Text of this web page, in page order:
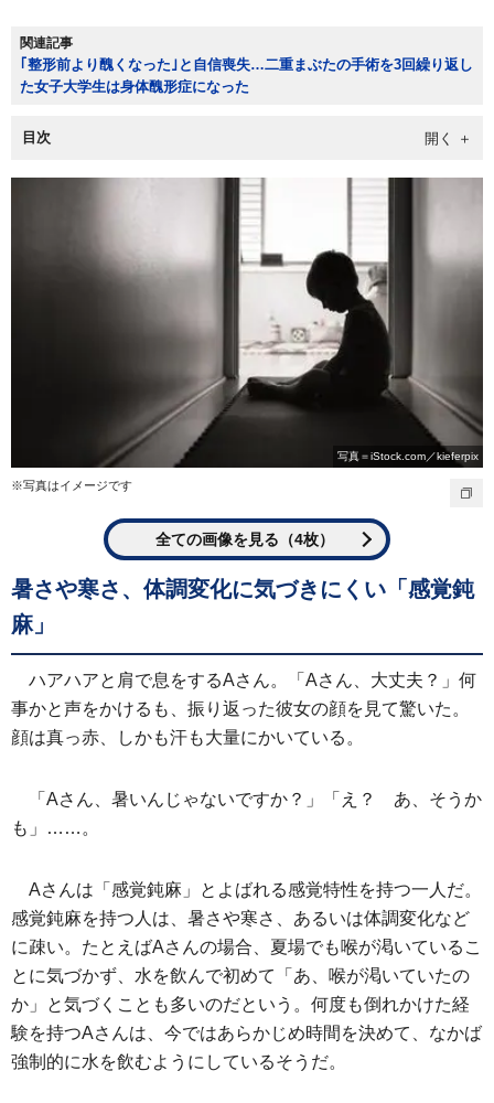
関連記事
｢整形前より醜くなった｣と自信喪失…二重まぶたの手術を3回繰り返し
た女子大学生は身体醜形症になった
目次
写真＝iStock.com／kieferpix
※写真はイメージです
全ての画像を見る（4枚）
暑さや寒さ、体調変化に気づきにくい「感覚鈍
麻」
ハアハアと肩で息をするAさん。「Aさん、大丈夫？」何
事かと声をかけるも、振り返った彼女の顔を見て驚いた。
顔は真っ赤、しかも汗も大量にかいている。
「Aさん、暑いんじゃないですか？」「え？ あ、そうか
も」……。
Aさんは「感覚鈍麻」とよばれる感覚特性を持つ一人だ。
感覚鈍麻を持つ人は、暑さや寒さ、あるいは体調変化など
に疎い。たとえばAさんの場合、夏場でも喉が渇いているこ
とに気づかず、水を飲んで初めて「あ、喉が渇いていたの
か」と気づくことも多いのだという。何度も倒れかけた経
験を持つAさんは、今ではあらかじめ時間を決めて、なかば
強制的に水を飲むようにしているそうだ。